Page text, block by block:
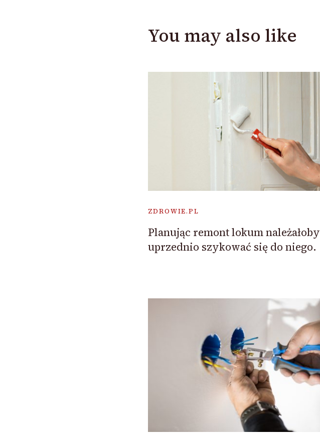
You may also like
ZDROWIE.PL
Planując remont lokum należałoby
uprzednio szykować się do niego.